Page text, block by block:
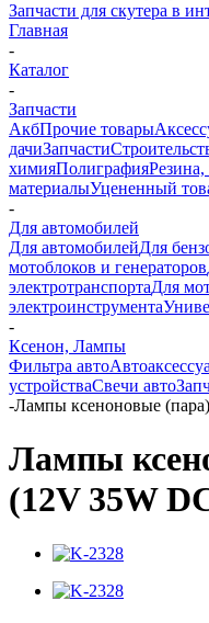
Запчасти для скутера в
Главная
-
Каталог
-
Запчасти
АкбПрочие товары
дачиЗапчасти
химияПолиграфияРезина,
материалыУцененный
-
Для автомобилей
Для автомобилейДля
мотоблоков и генераторов
электротранспортаДля
электроинструмента
-
Ксенон, Лампы
Фильтра авто
устройстваСвечи авто
-Лампы ксеноновые
Лампы
(12V 35W